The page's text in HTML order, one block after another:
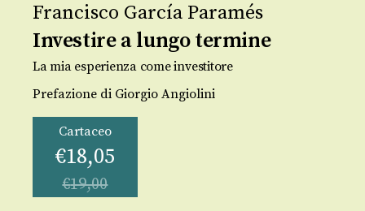
Francisco García Paramés
Investire a lungo termine
La mia esperienza come investitore
Prefazione di Giorgio Angiolini
Cartaceo
€18,05
€19,00